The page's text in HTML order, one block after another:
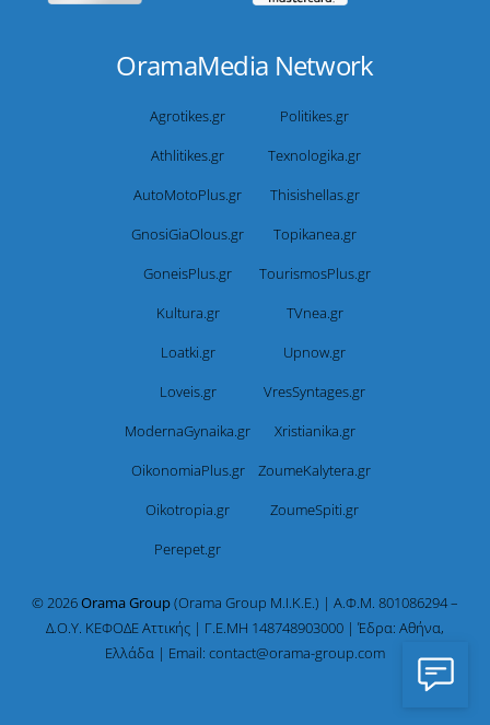
OramaMedia Network
Agrotikes.gr
Politikes.gr
Athlitikes.gr
Texnologika.gr
AutoMotoPlus.gr
Thisishellas.gr
GnosiGiaOlous.gr
Topikanea.gr
GoneisPlus.gr
TourismosPlus.gr
Kultura.gr
TVnea.gr
Loatki.gr
Upnow.gr
Loveis.gr
VresSyntages.gr
ModernaGynaika.gr
Xristianika.gr
OikonomiaPlus.gr
ZoumeKalytera.gr
Oikotropia.gr
ZoumeSpiti.gr
Perepet.gr
© 2026Orama Group(Orama Group Μ.Ι.Κ.Ε.) | Α.Φ.Μ. 801086294 –
Δ.Ο.Υ. ΚΕΦΟΔΕ Αττικής | Γ.Ε.ΜΗ 148748903000 | Έδρα: Αθήνα,
Ελλάδα | Email: contact@orama-group.com